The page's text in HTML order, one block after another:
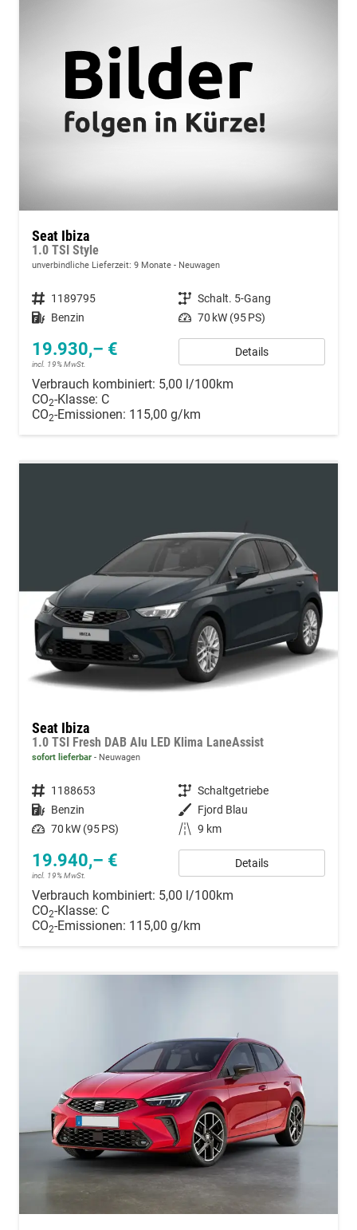
Seat Ibiza
1.0 TSI Style
unverbindliche Lieferzeit: 9 Monate Neuwagen
Fahrzeugnummer 1189795 Getriebe Schalt. 5-Gang
Kraftstoff Benzin Leistung 70 kW (95 PS)
19.930,– €
incl. 19% MwSt.
Details
Verbrauch kombiniert: 5,00 l/100km
CO2-Klasse: C
CO2-Emissionen: 115,00 g/km
Seat Ibiza
1.0 TSI Fresh DAB Alu LED Klima LaneAssist
sofort lieferbar Neuwagen
Fahrzeugnummer 1188653 Getriebe Schaltgetriebe
Kraftstoff Benzin Außenfarbe Fjord Blau
Leistung 70 kW (95 PS) Kilometerstand 9 km
19.940,– €
incl. 19% MwSt.
Details
Verbrauch kombiniert: 5,00 l/100km
CO2-Klasse: C
CO2-Emissionen: 115,00 g/km